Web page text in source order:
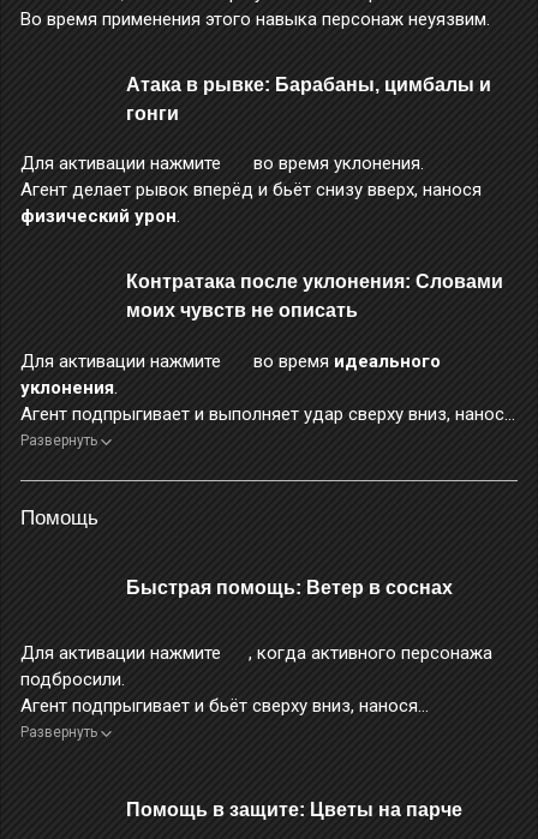
Во время применения этого навыка персонаж неуязвим.
Атака в рывке: Барабаны, цимбалы и
гонги
Для активации нажмите
во время уклонения.
Агент делает рывок вперёд и бьёт снизу вверх, нанося
физический урон.
Контратака после уклонения: Словами
моих чувств не описать
Для активации нажмите во время идеального
уклонения.
Агент подпрыгивает и выполняет удар сверху вниз, нанося
электрический урон
Развернуть
Помощь
Быстрая помощь: Ветер в соснах
Для активации нажмите
, когда активного персонажа
подбросили.
Агент подпрыгивает и бьёт сверху вниз, нанося
электрический урон
Развернуть
Помощь в защите: Цветы на парче